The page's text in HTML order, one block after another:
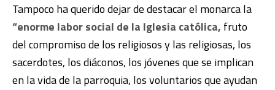
Tampoco ha querido dejar de destacar el monarca la
“enorme labor social de la Iglesia católica, fruto
del compromiso de los religiosos y las religiosas, los
sacerdotes, los diáconos, los jóvenes que se implican
en la vida de la parroquia, los voluntarios que ayudan